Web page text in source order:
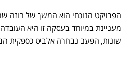
מעניינת במיוחד בעסקה זו היא
שונות, הפעם נבחרה אלביט כספקית